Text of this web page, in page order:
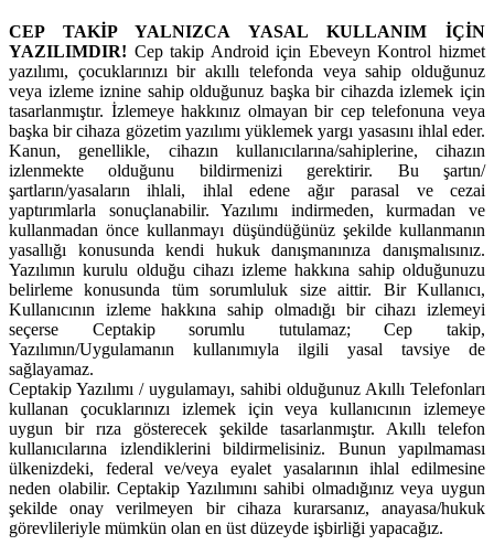
CEP TAKİP YALNIZCA YASAL KULLANIM İÇİN
YAZILIMDIR! Cep takip Android için Ebeveyn Kontrol hizmet
yazılımı, çocuklarınızı bir akıllı telefonda veya sahip olduğunuz
veya izleme iznine sahip olduğunuz başka bir cihazda izlemek için
tasarlanmıştır. İzlemeye hakkınız olmayan bir cep telefonuna veya
başka bir cihaza gözetim yazılımı yüklemek yargı yasasını ihlal eder.
Kanun, genellikle, cihazın kullanıcılarına/sahiplerine, cihazın
izlenmekte olduğunu bildirmenizi gerektirir. Bu şartın/
şartların/yasaların ihlali, ihlal edene ağır parasal ve cezai
yaptırımlarla sonuçlanabilir. Yazılımı indirmeden, kurmadan ve
kullanmadan önce kullanmayı düşündüğünüz şekilde kullanmanın
yasallığı konusunda kendi hukuk danışmanınıza danışmalısınız.
Yazılımın kurulu olduğu cihazı izleme hakkına sahip olduğunuzu
belirleme konusunda tüm sorumluluk size aittir. Bir Kullanıcı,
Kullanıcının izleme hakkına sahip olmadığı bir cihazı izlemeyi
seçerse Ceptakip sorumlu tutulamaz; Cep takip,
Yazılımın/Uygulamanın kullanımıyla ilgili yasal tavsiye de
sağlayamaz.
Ceptakip Yazılımı / uygulamayı, sahibi olduğunuz Akıllı Telefonları
kullanan çocuklarınızı izlemek için veya kullanıcının izlemeye
uygun bir rıza gösterecek şekilde tasarlanmıştır. Akıllı telefon
kullanıcılarına izlendiklerini bildirmelisiniz. Bunun yapılmaması
ülkenizdeki, federal ve/veya eyalet yasalarının ihlal edilmesine
neden olabilir. Ceptakip Yazılımını sahibi olmadığınız veya uygun
şekilde onay verilmeyen bir cihaza kurarsanız, anayasa/hukuk
görevlileriyle mümkün olan en üst düzeyde işbirliği yapacağız.